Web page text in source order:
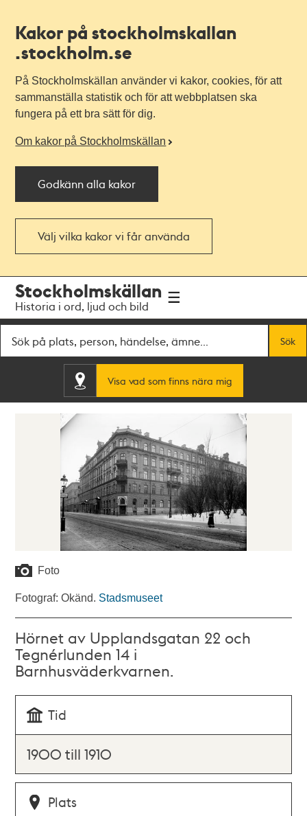
Kakor på stockholmskallan
.stockholm.se
På Stockholmskällan använder vi kakor, cookies, för att
sammanställa statistik och för att webbplatsen ska
fungera på ett bra sätt för dig.
Om kakor på Stockholmskällan
Godkänn alla kakor
Välj vilka kakor vi får använda
navigationen
huvudinnehållet
Stockholmskällan
Historia i ord, ljud och bild
Sök
Visa vad som finns nära mig
Foto
Fotograf: Okänd. Stadsmuseet
Hörnet av Upplandsgatan 22 och
Tegnérlunden 14 i
Barnhusväderkvarnen.
Tid
1900 till 1910
Plats